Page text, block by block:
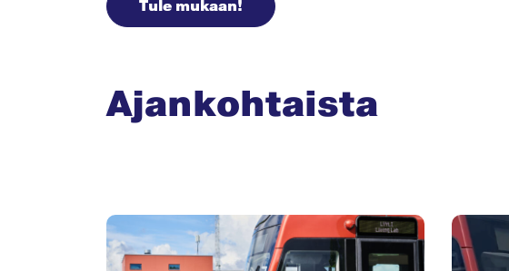
Tule mukaan!
Ajankohtaista